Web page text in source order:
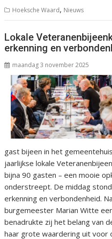
Hoeksche Waard, Nieuws
Lokale
erkenning en
maandag 3 november 2025
gast bijeen in het
jaarlijkse lokale
bijna 90 gasten – een mooie
onderstreept. De middag
erkenning en verbondenheid.
burgemeester Marian Witte
benadrukte zij het belang van
haar grote waardering uit voor